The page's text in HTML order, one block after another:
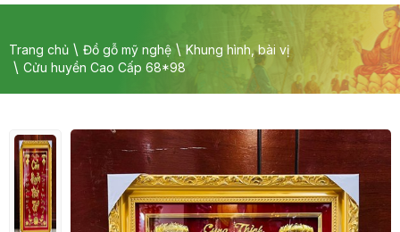
Trang chủ Đồ gỗ mỹ nghệ
Khung hình, bài vị
Cửu huyền Cao Cấp 68*98